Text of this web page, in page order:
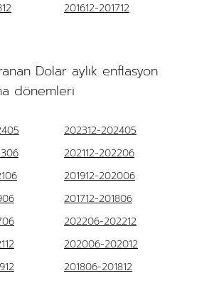
201612-201712
Dolar aylık enflasyon
dönemleri
202312-202405
202112-202206
201912-202006
201712-201806
202206-202212
202006-202012
201806-201812